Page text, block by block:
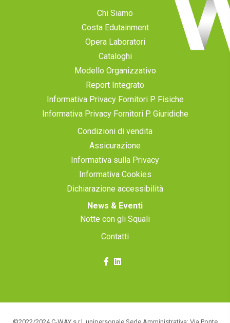
Chi Siamo
Costa Edutainment
Opera Laboratori
Cataloghi
Modello Organizzativo
Report Integrato
Informativa Privacy Fornitori P. Fisiche
Informativa Privacy Fornitori P. Giuridiche
Condizioni di vendita
Assicurazione
Informativa sulla Privacy
Informativa Cookies
Dichiarazione accessibilità
News & Eventi
Notte con gli Squali
Contatti